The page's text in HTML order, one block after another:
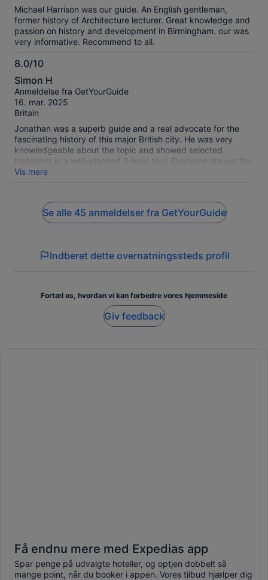
Michael Harrison was our guide. An English gentleman,
former history of Architecture lecturer. Great knowledge and
passion on history and development in Birmingham. our was
very informative. Recommend to all.
8.0/10
8.0
ud
af
10
Simon H
Anmeldelse fra GetYourGuide
16. mar. 2025
Britain
Jonathan was a superb guide and a real advocate for the
fascinating history of this major British city. He was very
knowledgeable about the topic and showed selected
highlights in a well-planned 2-hour tour. Everyone stayed the
course, despite a very cold wind, which is great testament to
Jonathan's enthusiasm and an obvious pride in Birmingham
great introduction to the city's highlights is a short and easily
accessible walk, this tour is highly recommended. I have
drive through (by motorway) and changed trains and
yourself with the sights and stories of this city, which is
Vis mere
Se alle 45 anmeldelser fra GetYourGuide
Indberet dette overnatningssteds profil
Fortæl os, hvordan vi kan forbedre vores hjemmeside
Giv feedback
Få endnu mere med Expedias app
Spar penge på udvalgte hoteller, og optjen dobbelt så
mange point, når du booker i appen. Vores tilbud hjælper dig